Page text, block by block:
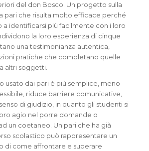
del don Bosco. Un progetto sulla
pari che risulta molto efficace perché
a identificarsi più facilmente con i loro
la loro esperienza di cinque
una testimonianza autentica,
pratiche che completano quelle
altri soggetti.
usato dai pari è più semplice, meno
riduce barriere comunicative,
di giudizio, in quanto gli studenti si
agio nel porre domande o
un coetaneo. Un pari che ha già
scolastico può rappresentare un
di come affrontare e superare